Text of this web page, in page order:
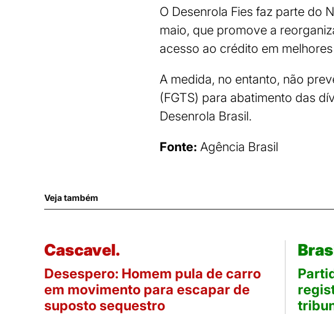
O Desenrola Fies faz parte do
maio, que promove a
acesso ao crédito em
A medida, no entanto, não
(FGTS) para abatimento das
Desenrola Brasil.
Fonte: Agência Brasil
Veja também
Cascavel.
Desespero: Homem pula de carro
em movimento para escapar de
suposto sequestro